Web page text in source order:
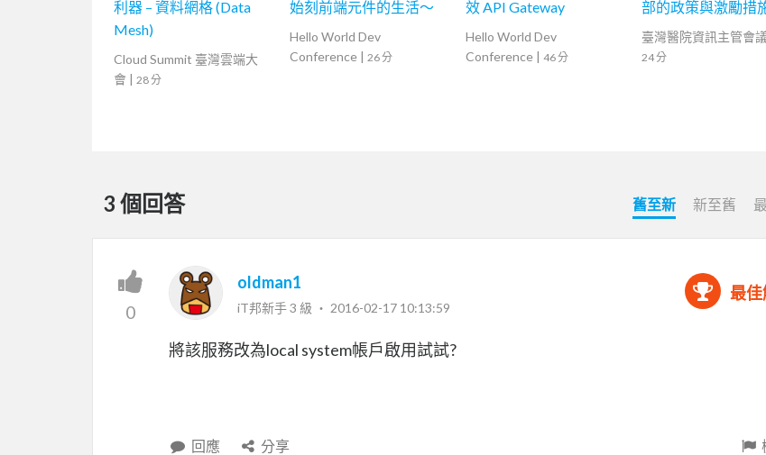
利器 – 資料網格 (Data
Mesh)
Cloud Summit 臺灣雲端大
會 | 28 分
始刻前端元件的生活～
Hello World Dev
Conference | 26 分
效 API Gateway
Hello World Dev
Conference | 46 分
部的政策與激勵措
臺灣醫院資訊主管會
24 分
3 個回答 舊至新 新至舊
0
oldman1
iT邦新手 3 級 ‧ 2016-02-17 10:13:59
最
將該服務改為local system帳戶啟用試試?
回應 分享